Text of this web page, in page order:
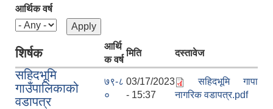
आर्थिक वर्ष
शिर्षक
आर्थि
क वर्ष
मिति दस्तावेज
सहिदभूमि
गाउँपालिकाको
वडापत्र
७९-८
०
03/17/2023
- 15:37
सहिदभूमि गापा
नागरिक वडापत्र.pdf